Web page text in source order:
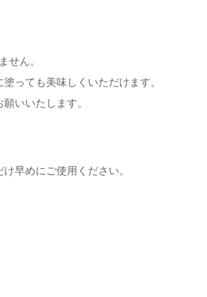
せん。
っても美味しくいただけます。
いいたします。
早めにご使用ください。